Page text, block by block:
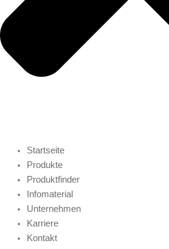
Startseite
Produkte
Produktfinder
Infomaterial
Unternehmen
Karriere
Kontakt